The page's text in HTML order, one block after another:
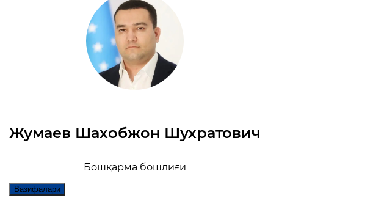
Жумаев Шахобжон Шухратович
Бошқарма бошлиғи
Вазифалари